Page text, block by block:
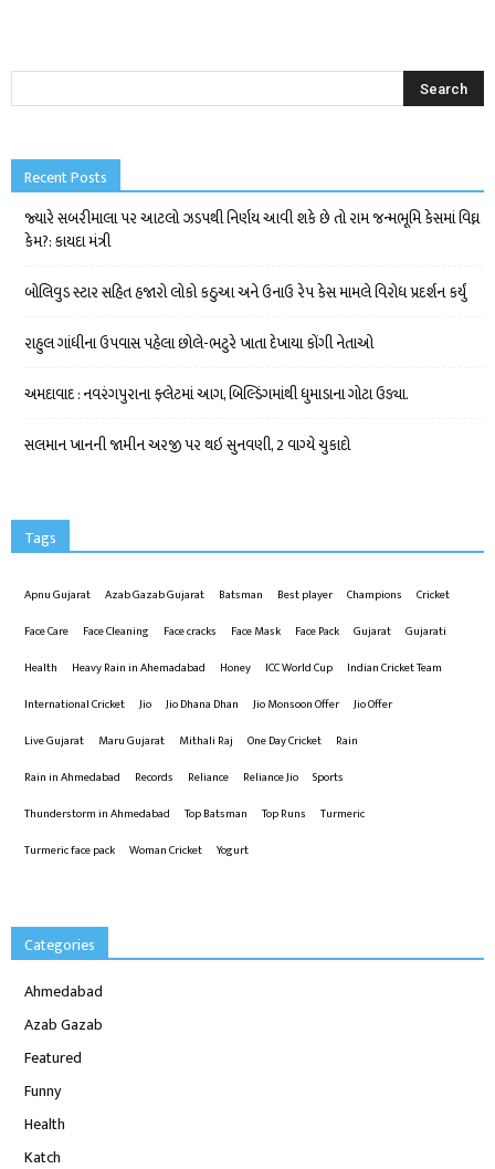
Recent Posts
જ્યારે સબરીમાલા પર આટલો ઝડપથી નિર્ણય આવી શકે છે તો રામ જન્મભૂમિ કેસમાં વિઘ્ન
કેમ?: કાયદા મંત્રી
બોલિવુડ સ્ટાર સહિત હજારો લોકો કઠુઆ અને ઉનાઉ રેપ કેસ મામલે વિરોધ પ્રદર્શન કર્યું
રાહુલ ગાંધીના ઉપવાસ પહેલા છોલે-ભટુરે ખાતા દેખાયા કોંગી નેતાઓ
અમદાવાદ : નવરંગપુરાના ફ્લેટમાં આગ, બિલ્ડિંગમાંથી ધુમાડાના ગોટા ઉડ્યા.
સલમાન ખાનની જામીન અરજી પર થઇ સુનવણી, 2 વાગ્યે ચુકાદો
Tags
Apnu Gujarat Azab Gazab Gujarat Batsman Best player Champions
Cricket
Face Care
Face Cleaning Face cracks Face Mask Face Pack Gujarat
Gujarati
Health
Heavy Rain in Ahemadabad Honey ICC World Cup
Indian Cricket Team
International Cricket
Jio Jio Dhana Dhan Jio Monsoon Offer
Jio Offer
Live Gujarat
Maru Gujarat Mithali Raj One Day Cricket
Rain
Rain in Ahmedabad
Records Reliance Reliance Jio
Sports
Thunderstorm in Ahmedabad
Top Batsman Top Runs
Turmeric
Turmeric face pack
Woman Cricket Yogurt
Categories
Ahmedabad
Azab Gazab
Featured
Funny
Health
Katch